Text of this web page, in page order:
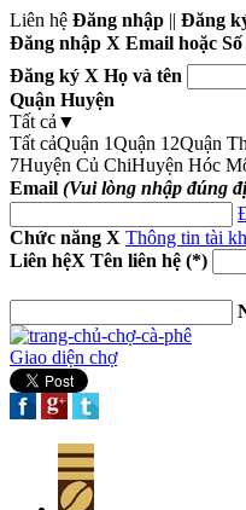
Liên hệ Đăng nhập || Đăng
Đăng nhập X Email hoặc
Đăng ký X Họ và tên
Quận Huyện
Tất cả ▼
Tất cảQuận 1Quận 12Quận
7Huyện Củ ChiHuyện Hóc
Email (Vui lòng nhập đúng
Chức năng X Thông tin tài
Liên hệX Tên liên hệ (*)
Giao diện chợ